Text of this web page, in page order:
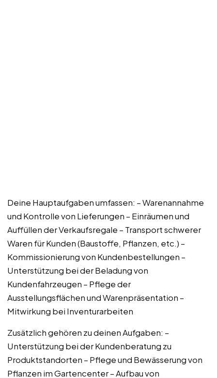
Deine Hauptaufgaben umfassen: – Warenannahme
und Kontrolle von Lieferungen – Einräumen und
Auffüllen der Verkaufsregale – Transport schwerer
Waren für Kunden (Baustoffe, Pflanzen, etc.) –
Kommissionierung von Kundenbestellungen –
Unterstützung bei der Beladung von
Kundenfahrzeugen – Pflege der
Ausstellungsflächen und Warenpräsentation –
Mitwirkung bei Inventurarbeiten
Zusätzlich gehören zu deinen Aufgaben: –
Unterstützung bei der Kundenberatung zu
Produktstandorten – Pflege und Bewässerung von
Pflanzen im Gartencenter – Aufbau von